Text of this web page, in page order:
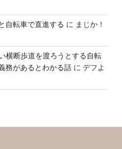
自転車で直進する に まじか！
横断歩道を渡ろうとする自転
務があるとわかる話 に デフよ